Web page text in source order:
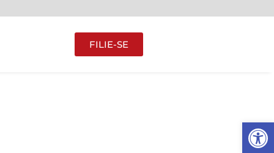
Abrir
FILIE-SE